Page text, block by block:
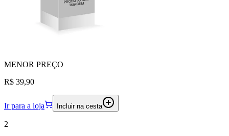
MENOR PREÇO
R$ 39,90
Ir para a loja Incluir na cesta
2